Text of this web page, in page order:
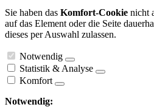
Sie haben das Komfort-Cookie nicht
auf das Element oder die Seite
dieses per Auswahl zulassen.
Notwendig
Statistik & Analyse
Komfort
Notwendig: